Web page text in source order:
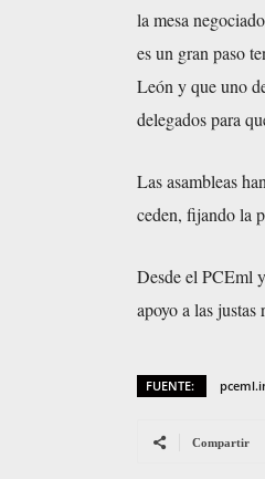
la mesa
es un gran paso
León y que uno
delegados para
Las asambleas
ceden, fijando la
Desde el PCEml
apoyo a las
FUENTE:
Compartir